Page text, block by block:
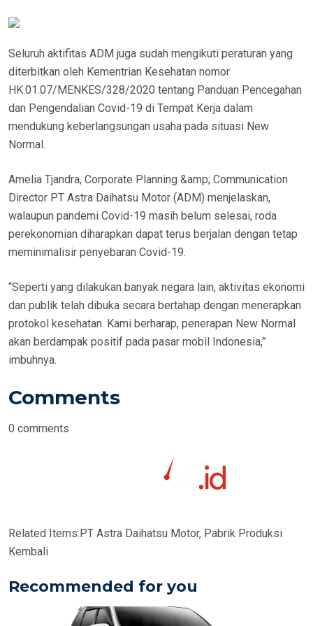
Seluruh aktifitas ADM juga sudah mengikuti peraturan yang
diterbitkan oleh Kementrian Kesehatan nomor
HK.01.07/MENKES/328/2020 tentang Panduan Pencegahan
dan Pengendalian Covid-19 di Tempat Kerja dalam
mendukung keberlangsungan usaha pada situasi New
Normal.
Amelia Tjandra, Corporate Planning &amp; Communication
Director PT Astra Daihatsu Motor (ADM) menjelaskan,
walaupun pandemi Covid-19 masih belum selesai, roda
perekonomian diharapkan dapat terus berjalan dengan tetap
meminimalisir penyebaran Covid-19.
“Seperti yang dilakukan banyak negara lain, aktivitas ekonomi
dan publik telah dibuka secara bertahap dengan menerapkan
protokol kesehatan. Kami berharap, penerapan New Normal
akan berdampak positif pada pasar mobil Indonesia,”
imbuhnya.
Comments
0 comments
Related Items: PT Astra Daihatsu Motor, Pabrik Produksi
Kembali
Recommended for you